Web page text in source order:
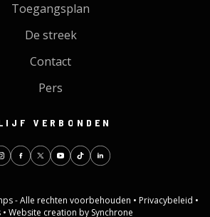
Toegangsplan
De streek
Contact
Pers
VERBONDEN
- Alle rechten voorbehouden • Privacybeleid •
• Website creation by Synchrone